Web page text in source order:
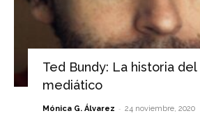
Ted Bundy: La historia del
mediático
Mónica G. Álvarez - 24 noviembre, 2020